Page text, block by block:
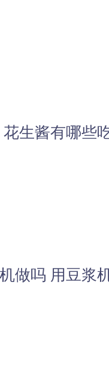
生酱有哪些
做吗 用豆浆